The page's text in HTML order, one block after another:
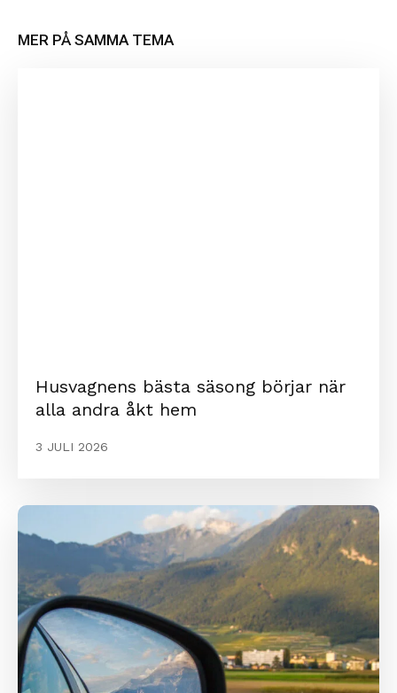
MER PÅ SAMMA TEMA
Husvagnens bästa säsong börjar när
alla andra åkt hem
3 JULI 2026